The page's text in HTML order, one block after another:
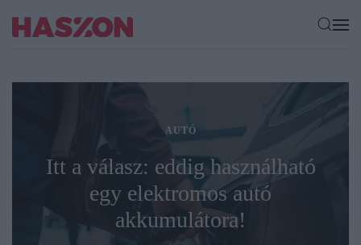
AUTÓ
Itt a válasz: eddig használható
egy elektromos autó
akkumulátora!